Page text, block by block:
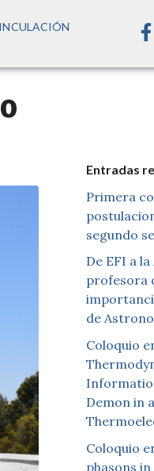
Entradas
Primera
segundo
De EFI a
profesora
de
Coloquio
Demon in
Coloquio
phasons